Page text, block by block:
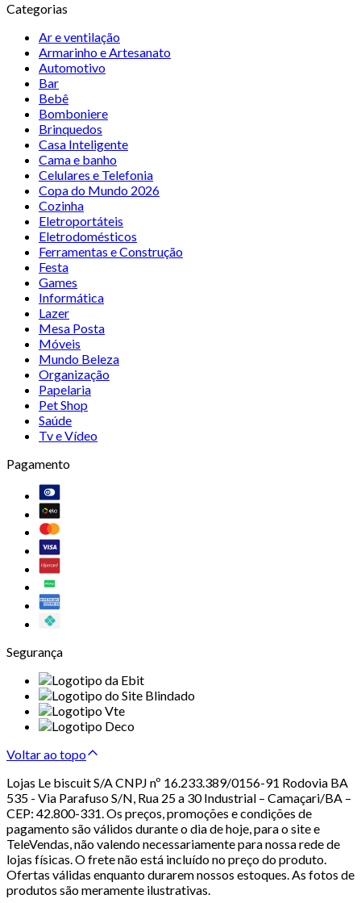
Categorias
Ar e ventilação
Armarinho e Artesanato
Automotivo
Bar
Bebê
Bomboniere
Brinquedos
Casa Inteligente
Cama e banho
Celulares e Telefonia
Copa do Mundo 2026
Cozinha
Eletroportáteis
Eletrodomésticos
Ferramentas e Construção
Festa
Games
Informática
Lazer
Mesa Posta
Móveis
Mundo Beleza
Organização
Papelaria
Pet Shop
Saúde
Tv e Vídeo
Pagamento
Segurança
Voltar ao topo
Lojas Le biscuit S/A CNPJ nº 16.233.389/0156-91 Rodovia BA
535 - Via Parafuso S/N, Rua 25 a 30 Industrial – Camaçari/BA –
CEP: 42.800-331. Os preços, promoções e condições de
pagamento são válidos durante o dia de hoje, para o site e
TeleVendas, não valendo necessariamente para nossa rede de
lojas físicas. O frete não está incluído no preço do produto.
Ofertas válidas enquanto durarem nossos estoques. As fotos de
produtos são meramente ilustrativas.